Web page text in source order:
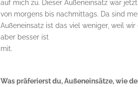
auf mich zu. Dieser Außeneinsatz war
von morgens bis nachmittags. Da sind
Außeneinsatz ist das viel weniger, weil
aber besser ist
mit.
Was präferierst du, Außeneinsätze, wie